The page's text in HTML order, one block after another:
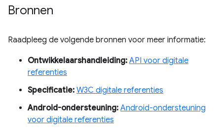
Bronnen
Raadpleeg de volgende bronnen voor meer informatie:
Ontwikkelaarshandleiding: API voor digitale
referenties
Specificatie: W3C digitale referenties
Android-ondersteuning: Android-ondersteuning
voor digitale referenties